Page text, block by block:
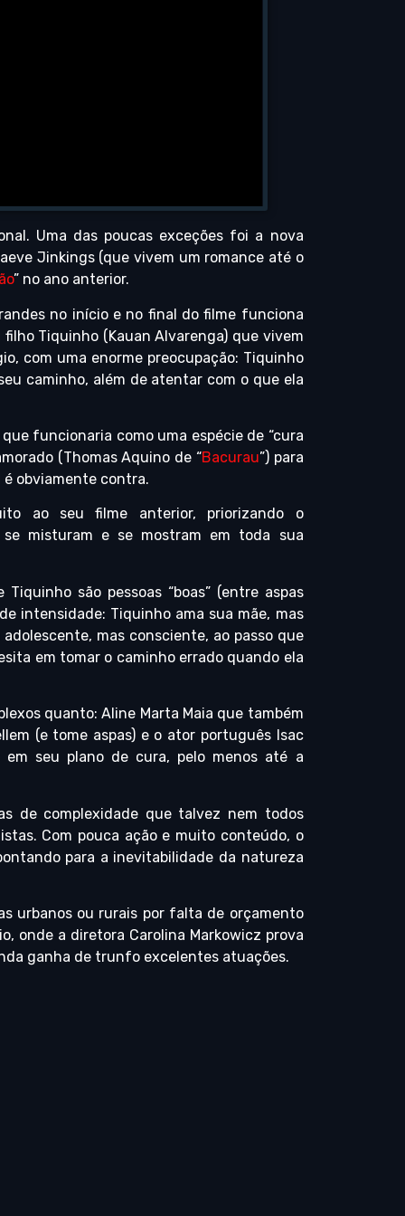
Uma das poucas exceções foi a nova
Jinkings (que vivem um romance até o
” no ano anterior.
no início e no final do filme funciona
Tiquinho (Kauan Alvarenga) que vivem
com uma enorme preocupação: Tiquinho
caminho, além de atentar com o que ela
funcionaria como uma espécie de “cura
(Thomas Aquino de “Bacurau”) para
é obviamente contra.
ao seu filme anterior, priorizando o
misturam e se mostram em toda sua
são pessoas “boas” (entre aspas
intensidade: Tiquinho ama sua mãe, mas
mas consciente, ao passo que
em tomar o caminho errado quando ela
quanto: Aline Marta Maia que também
(e tome aspas) e o ator português Isac
seu plano de cura, pelo menos até a
de complexidade que talvez nem todos
Com pouca ação e muito conteúdo, o
para a inevitabilidade da natureza
urbanos ou rurais por falta de orçamento
onde a diretora Carolina Markowicz prova
ganha de trunfo excelentes atuações.